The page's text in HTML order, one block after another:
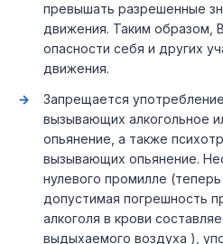
превышать разрешенные
движения. Таким образом,
опасности себя и других
движения.
Запрещается
вызывающих алкогольное
опьянение, а также
вызывающих опьянение.
нулевого промилле
допустимая погрешность
алкоголя в крови
выдыхаемого воздуха ),